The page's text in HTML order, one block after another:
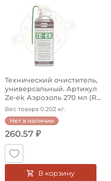
Технический очиститель,
универсальный. Артикул
Ze-ek Аэрозоль 270 мл (R...
Вес товара 0.202 кг.
Нет в наличии
260.57 ₽
В корзину